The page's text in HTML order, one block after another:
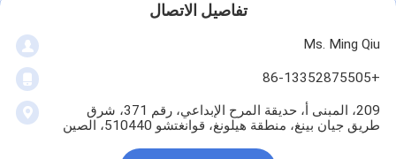
تفاصيل الاتصال
Ms. Ming Qiu
+86-13352875505
209، المبنى أ، حديقة المرح الإبداعي، رقم 371، شرق
طريق جيان بينغ، منطقة هيلونغ، قوانغتشو 510440، الصين